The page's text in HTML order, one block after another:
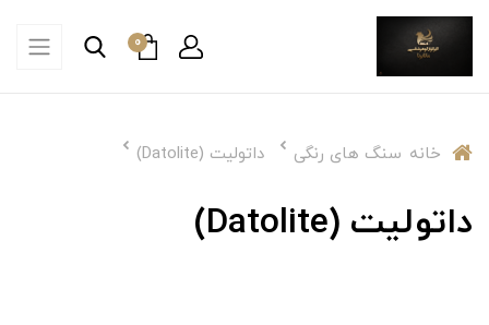
0
خانه سنگ های رنگی داتولیت (Datolite)
داتولیت (Datolite)